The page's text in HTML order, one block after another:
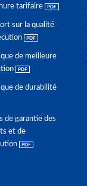
tarifaire
sur la qualité
de meilleure
de durabilité
de garantie des
et de